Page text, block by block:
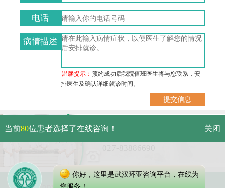
电话
病情描述
温馨提示：预约成功后我院值班医生将与您联系，安
排医生及确认详细就诊时间。
武汉市硚口区解放大道479号
免费电话：
当前80位患者选择了在线咨询！ 关闭
你好，这里是武汉环亚咨询平台，在线为